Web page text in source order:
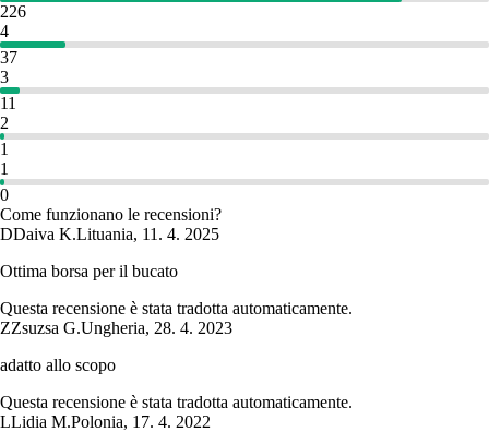
226
4
37
3
11
2
1
1
0
Come funzionano le recensioni?
DDaiva K.Lituania, 11. 4. 2025
Ottima borsa per il bucato
Questa recensione è stata tradotta automaticamente.
ZZsuzsa G.Ungheria, 28. 4. 2023
adatto allo scopo
Questa recensione è stata tradotta automaticamente.
LLidia M.Polonia, 17. 4. 2022